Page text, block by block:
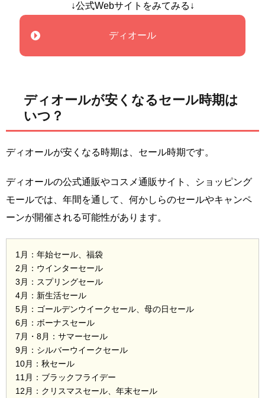
↓公式Webサイトをみてみる↓
ディオール
ディオールが安くなるセール時期は
いつ？
ディオールが安くなる時期は、セール時期です。
ディオールの公式通販やコスメ通販サイト、ショッピング
モールでは、年間を通して、何かしらのセールやキャンペ
ーンが開催される可能性があります。
1月：年始セール、福袋
2月：ウインターセール
3月：スプリングセール
4月：新生活セール
5月：ゴールデンウイークセール、母の日セール
6月：ボーナスセール
7月・8月：サマーセール
9月：シルバーウイークセール
10月：秋セール
11月：ブラックフライデー
12月：クリスマスセール、年末セール